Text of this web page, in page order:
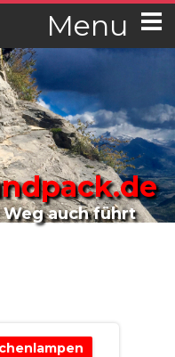
Menu
auch führt